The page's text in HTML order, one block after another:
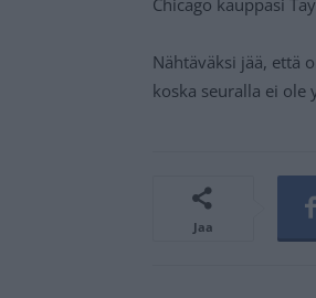
Nähtäväksi jää, että
koska seuralla ei ole
Jaa